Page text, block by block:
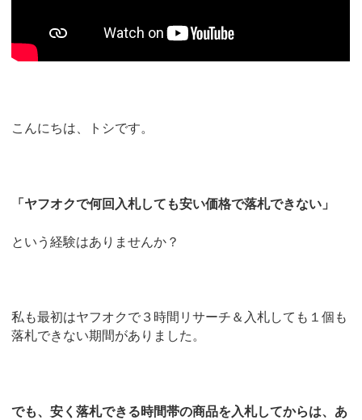
こんにちは、トシです。
「ヤフオクで何回入札しても安い価格で落札できない」
という経験はありませんか？
私も最初はヤフオクで３時間リサーチ＆入札しても１個も
落札できない期間がありました。
でも、安く落札できる時間帯の商品を入札してからは、あ